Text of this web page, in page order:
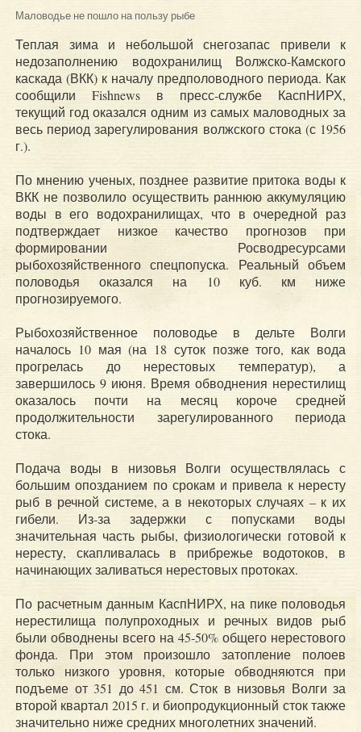
Маловодье не пошло на пользу рыбе
Теплая зима и небольшой снегозапас привели к
недозаполнению водохранилищ Волжско-Камского
каскада (ВКК) к началу предполоводного периода. Как
сообщили Fishnews в пресс-службе КаспНИРХ,
текущий год оказался одним из самых маловодных за
весь период зарегулирования волжского стока (с 1956
г.).
По мнению ученых, позднее развитие притока воды к
ВКК не позволило осуществить раннюю аккумуляцию
воды в его водохранилищах, что в очередной раз
подтверждает низкое качество прогнозов при
формировании Росводресурсами
рыбохозяйственного спецпопуска. Реальный объем
половодья оказался на 10 куб. км ниже
прогнозируемого.
Рыбохозяйственное половодье в дельте Волги
началось 10 мая (на 18 суток позже того, как вода
прогрелась до нерестовых температур), а
завершилось 9 июня. Время обводнения нерестилищ
оказалось почти на месяц короче средней
продолжительности зарегулированного периода
стока.
Подача воды в низовья Волги осуществлялась с
большим опозданием по срокам и привела к нересту
рыб в речной системе, а в некоторых случаях – к их
гибели. Из-за задержки с попусками воды
значительная часть рыбы, физиологически готовой к
нересту, скапливалась в прибрежье водотоков, в
начинающих заливаться нерестовых протоках.
По расчетным данным КаспНИРХ, на пике половодья
нерестилища полупроходных и речных видов рыб
были обводнены всего на 45-50% общего нерестового
фонда. При этом произошло затопление полоев
только низкого уровня, которые обводняются при
подъеме от 351 до 451 см. Сток в низовья Волги за
второй квартал 2015 г. и биопродукционный сток также
значительно ниже средних многолетних значений.